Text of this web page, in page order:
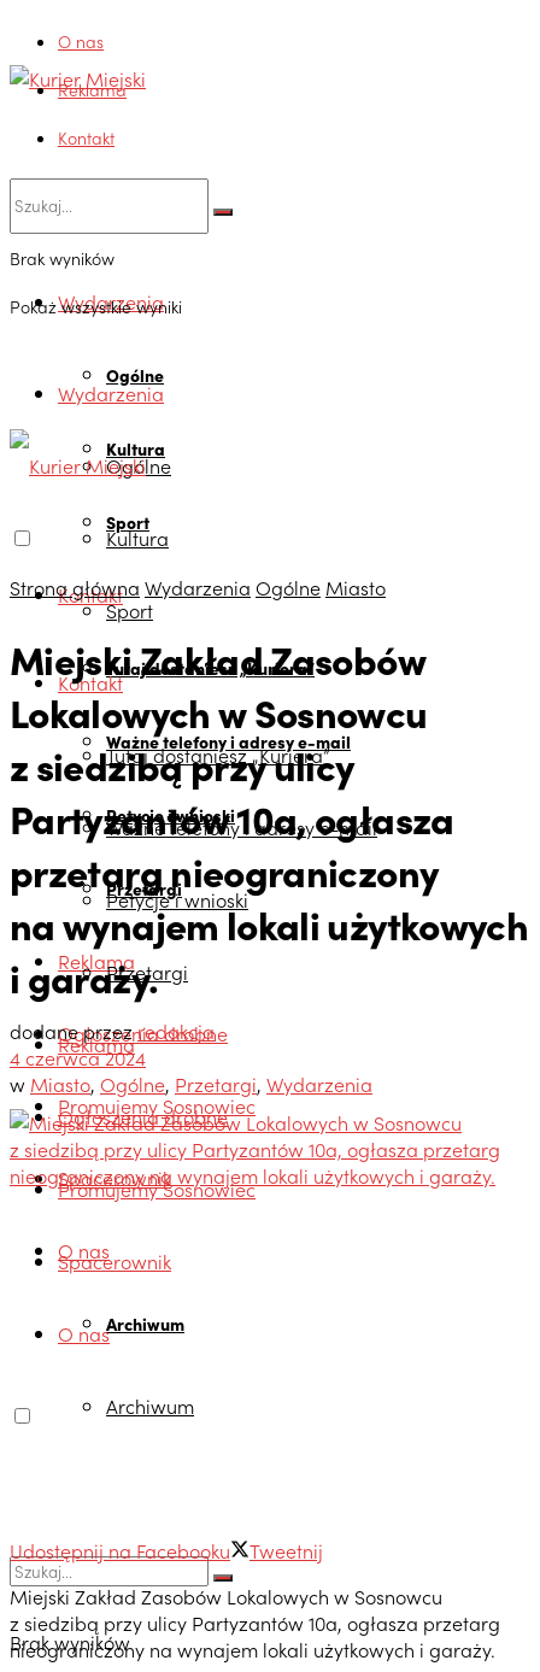
O nas
Reklama
Kontakt
Brak wyników
Pokaż wszystkie wyniki
Wydarzenia
Ogólne
Kultura
Sport
Kontakt
Tutaj dostaniesz „Kuriera”
Ważne telefony i adresy e-mail
Petycje i wnioski
Przetargi
Reklama
Ogłoszenia drobne
Promujemy Sosnowiec
Spacerownik
O nas
Archiwum
Wydarzenia
Ogólne
Kultura
Sport
Kontakt
Tutaj dostaniesz „Kuriera”
Ważne telefony i adresy e-mail
Petycje i wnioski
Przetargi
Reklama
Ogłoszenia drobne
Promujemy Sosnowiec
Spacerownik
O nas
Archiwum
Brak wyników
Strona główna Wydarzenia Ogólne Miasto
Miejski Zakład Zasobów
Lokalowych w Sosnowcu
z siedzibą przy ulicy
Partyzantów 10a, ogłasza
przetarg nieograniczony
na wynajem lokali użytkowych
i garaży.
dodane przez redakcja
4 czerwca 2024
w Miasto, Ogólne, Przetargi, Wydarzenia
Udostępnij na Facebooku
Tweetnij
Miejski Zakład Zasobów Lokalowych w Sosnowcu
z siedzibą przy ulicy Partyzantów 10a, ogłasza przetarg
nieograniczony na wynajem lokali użytkowych i garaży.